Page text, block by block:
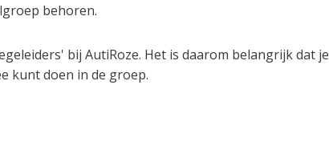
behoren.
bij AutiRoze. Het is daarom belangrijk dat je
kunt doen in de groep.